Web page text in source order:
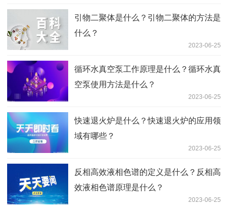
引物二聚体是什么？引物二聚体的方法是
什么？
2023-06-25
循环水真空泵工作原理是什么？循环水真
空泵使用方法是什么？
2023-06-25
快速退火炉是什么？快速退火炉的应用领
域有哪些？
2023-06-25
反相高效液相色谱的定义是什么？反相高
效液相色谱原理是什么？
2023-06-25